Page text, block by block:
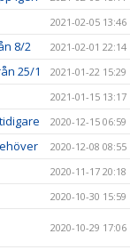
2021-02-05 13:46
8/2 2021-02-01 22:14
25/1 2021-01-22 15:29
2021-01-15 13:17
2020-12-15 06:59
2020-12-08 08:55
2020-11-17 20:18
2020-10-30 15:59
2020-10-29 17:06